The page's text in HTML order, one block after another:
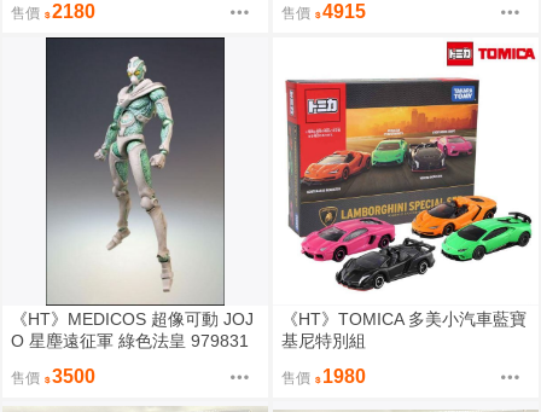
售價 2180 售價 4915
《HT》MEDICOS 超像可動 JOJ
O 星塵遠征軍 綠色法皇 979831
售價 3500
《HT》TOMICA 多美小汽車藍寶
基尼特別組
售價 1980